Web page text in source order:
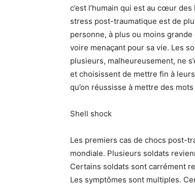
c’est l’humain qui est au cœur
stress post-traumatique est de
personne, à plus ou moins
voire menaçant pour sa vie. Les
plusieurs, malheureusement, ne
et choisissent de mettre fin à
qu’on réussisse à mettre des
Shell shock
Les premiers cas de chocs post-
mondiale. Plusieurs soldats
Certains soldats sont carrément
Les symptômes sont multiples.